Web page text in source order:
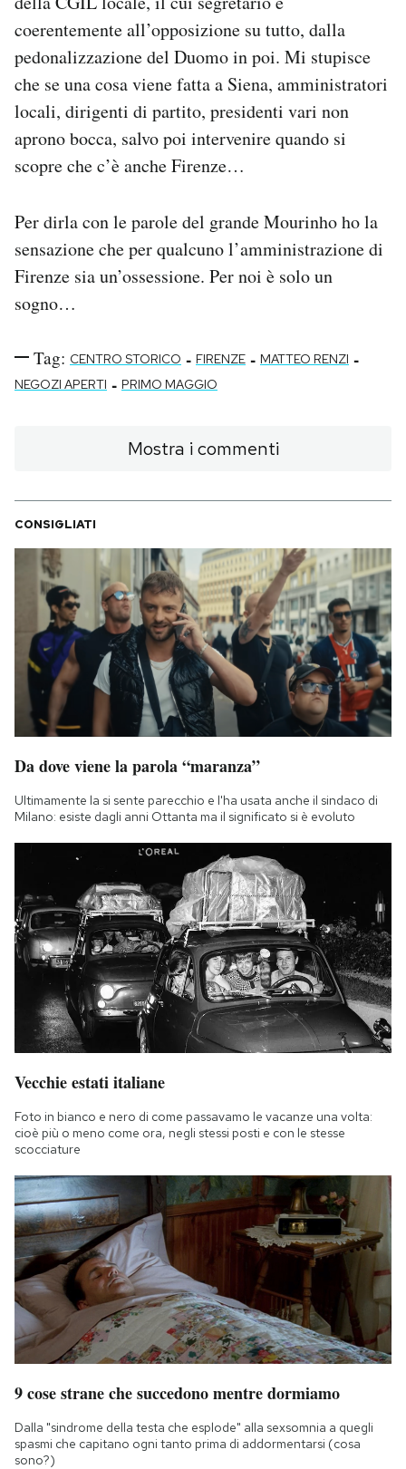
coerentemente all’opposizione su tutto, dalla
pedonalizzazione del Duomo in poi. Mi stupisce
che se una cosa viene fatta a Siena, amministratori
locali, dirigenti di partito, presidenti vari non
aprono bocca, salvo poi intervenire quando si
scopre che c’è anche Firenze…
Per dirla con le parole del grande Mourinho ho la
sensazione che per qualcuno l’amministrazione di
Firenze sia un’ossessione. Per noi è solo un
sogno…
Tag: CENTRO STORICO - FIRENZE - MATTEO RENZI -
NEGOZI APERTI - PRIMO MAGGIO
Mostra i commenti
CONSIGLIATI
Da dove viene la parola “maranza”
Ultimamente la si sente parecchio e l'ha usata anche il sindaco di
Milano: esiste dagli anni Ottanta ma il significato si è evoluto
Vecchie estati italiane
Foto in bianco e nero di come passavamo le vacanze una volta:
cioè più o meno come ora, negli stessi posti e con le stesse
scocciature
9 cose strane che succedono mentre dormiamo
Dalla "sindrome della testa che esplode" alla sexsomnia a quegli
spasmi che capitano ogni tanto prima di addormentarsi (cosa
sono?)